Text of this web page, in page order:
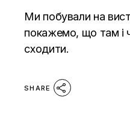
Ми побували на
покажемо, що там і
сходити.
SHARE